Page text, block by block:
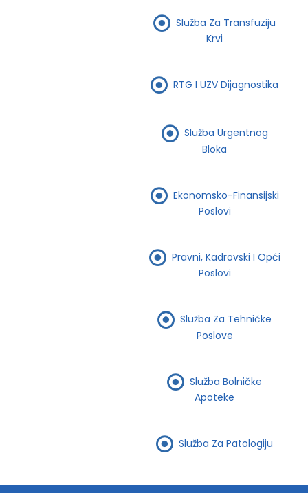
Služba Za Transfuziju
Krvi
RTG I UZV Dijagnostika
Služba Urgentnog
Bloka
Ekonomsko-Finansijski
Poslovi
Pravni, Kadrovski I Opći
Poslovi
Služba Za Tehničke
Poslove
Služba Bolničke
Apoteke
Služba Za Patologiju